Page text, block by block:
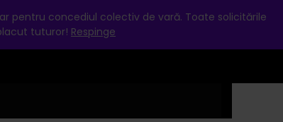
My Account Favorite Hartă
pentru concediul colectiv de vară. Toate solicitările
tuturor! Respinge